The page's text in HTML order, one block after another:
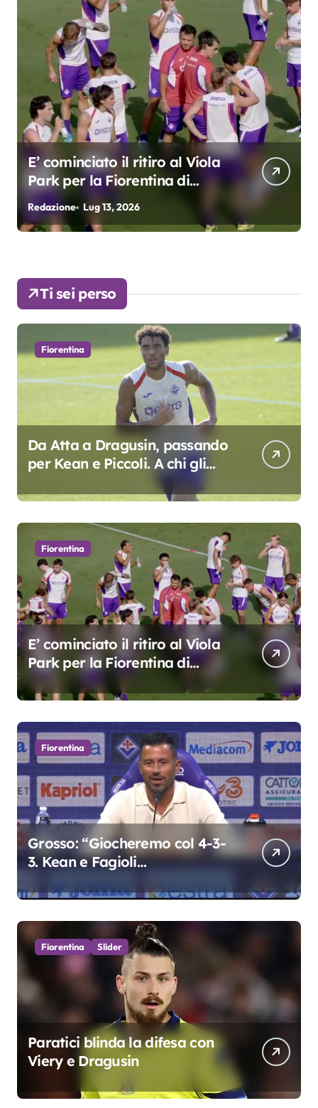
Grosso: “Giocheremo col 4-3-
3. Kean e Fagioli
fondamentali. Atta grande
colpo”
Redazione Lug 9, 2026
Ti sei perso
Fiorentina
Da Atta a Dragusin, passando
per Kean e Piccoli. A chi gli
oscar del precampionato?
Fiorentina
E’ cominciato il ritiro al Viola
Park per la Fiorentina di
Grosso
Fiorentina
Grosso: “Giocheremo col 4-3-
3. Kean e Fagioli
colpo”
Fiorentina Slider
Paratici blinda la difesa con
Viery e Dragusin